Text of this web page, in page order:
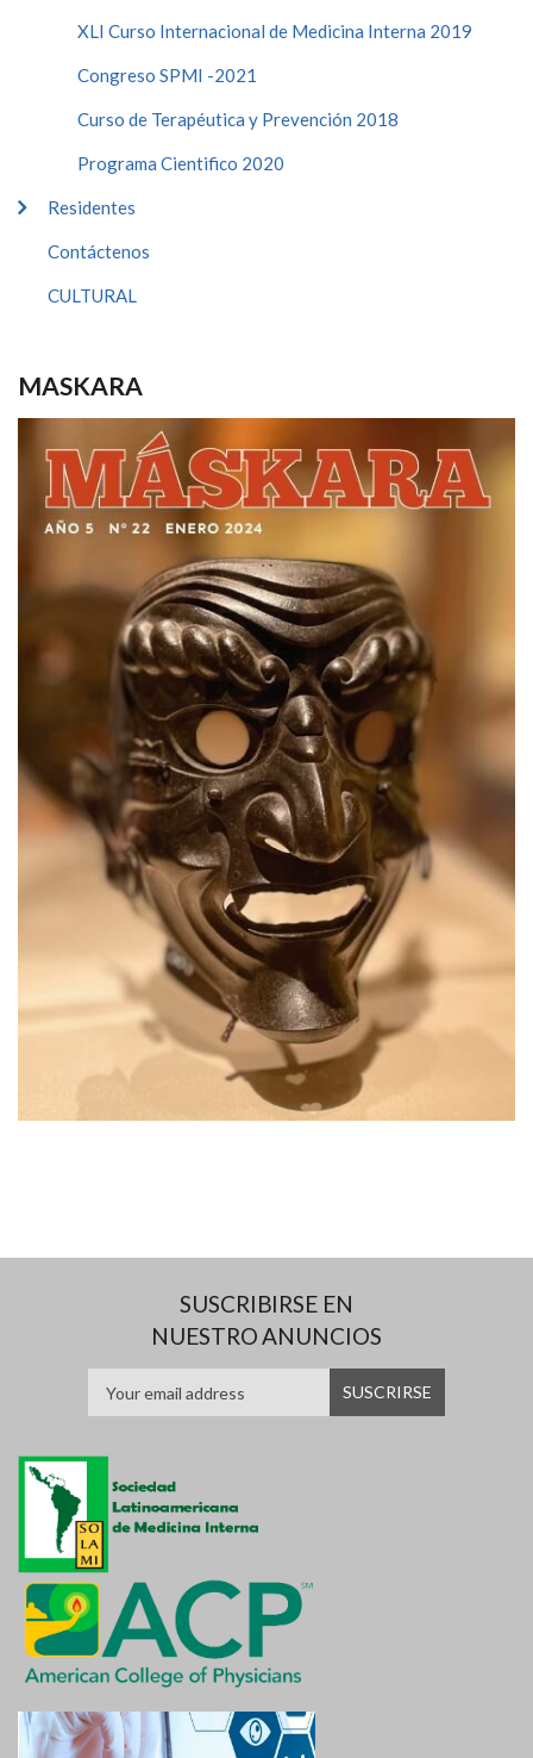
XLI Curso Internacional de Medicina Interna 2019
Congreso SPMI -2021
Curso de Terapéutica y Prevención 2018
Programa Cientifico 2020
Residentes
Contáctenos
CULTURAL
MASKARA
SUSCRIBIRSE EN
NUESTRO ANUNCIOS